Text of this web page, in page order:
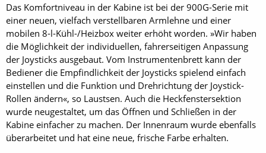
Das Komfortniveau in der Kabine ist bei der 900G-Serie mit
einer neuen, vielfach verstellbaren Armlehne und einer
mobilen 8-l-Kühl-/Heizbox weiter erhöht worden. »Wir haben
die Möglichkeit der individuellen, fahrerseitigen Anpassung
der Joysticks ausgebaut. Vom Instrumentenbrett kann der
Bediener die Empfindlichkeit der Joysticks spielend einfach
einstellen und die Funktion und Drehrichtung der Joystick-
Rollen ändern«, so Laustsen. Auch die Heckfenstersektion
wurde neugestaltet, um das Öffnen und Schließen in der
Kabine einfacher zu machen. Der Innenraum wurde ebenfalls
überarbeitet und hat eine neue, frische Farbe erhalten.